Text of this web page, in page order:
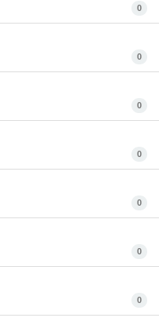
0
0
0
0
0
0
0